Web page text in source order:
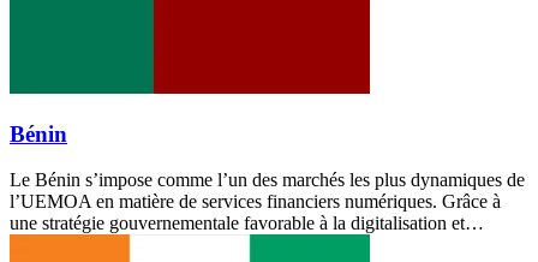
Bénin
Le Bénin s’impose comme l’un des marchés les plus dynamiques de
l’UEMOA en matière de services financiers numériques. Grâce à
une stratégie gouvernementale favorable à la digitalisation et…